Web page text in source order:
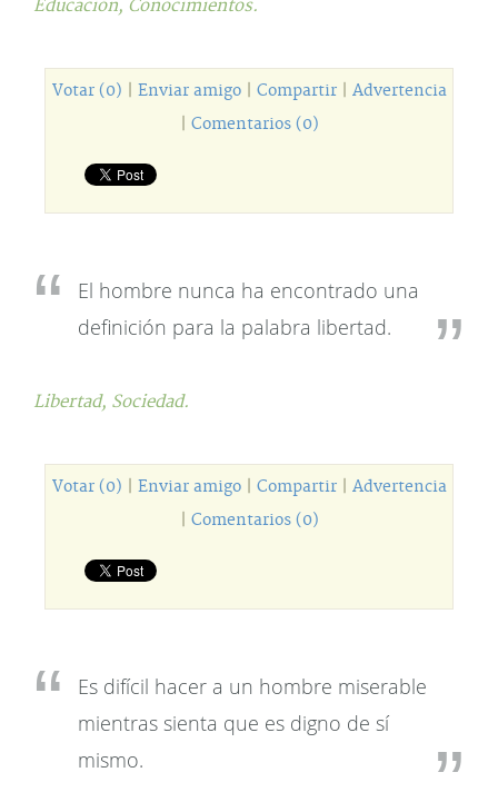
Educación, Conocimientos.
Votar (0) Enviar amigo| Compartir| Advertencia
Comentarios (0)
El hombre nunca ha encontrado una
definición para la palabra libertad.
Libertad, Sociedad.
Votar (0) Enviar amigo| Compartir| Advertencia
Comentarios (0)
Es difícil hacer a un hombre miserable
mientras sienta que es digno de sí
mismo.